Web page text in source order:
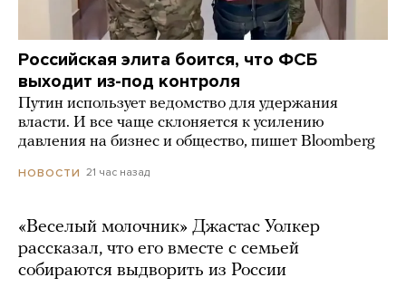
Российская элита боится, что ФСБ
выходит из-под контроля
Путин использует ведомство для удержания
власти. И все чаще склоняется к усилению
давления на бизнес и общество, пишет Bloomberg
НОВОСТИ 21 час назад
«Веселый молочник» Джастас Уолкер
рассказал, что его вместе с семьей
собираются выдворить из России